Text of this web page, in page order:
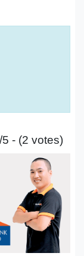
5 - (2 votes)